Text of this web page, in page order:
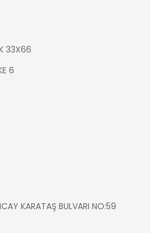
33X66
6
KARATAŞ BULVARI NO:59